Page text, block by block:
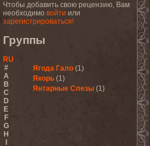
Чтобы добавить свою рецензию, Вам
необходимо войти или
зарегистрироваться!
Группы
RU
#
A
B
C
D
E
F
G
H
Ягода Гало (1)
Якорь (1)
Янтарные Слезы (1)